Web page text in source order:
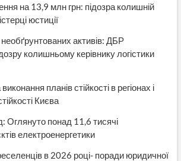
на 13,9 млн грн: підозра колишній
юстиції
активів: ДБР
колишньому керівнику логістики
планів стійкості в регіонах і
Києва
Оглянуто понад 11,6 тисячі
електроенергетики
в 2026 році- поради юридичної